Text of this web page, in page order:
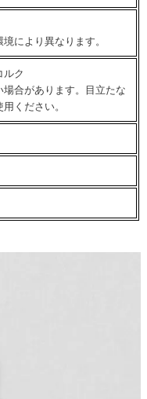
により異なります。
ルク
合があります。目立たな
ください。